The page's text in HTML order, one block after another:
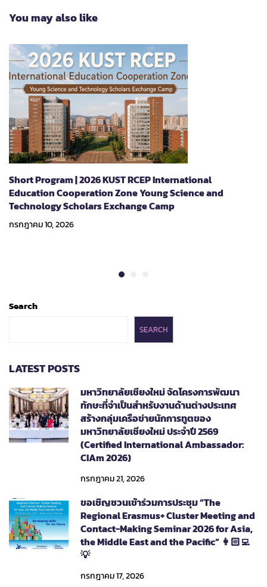
You may also like
Short Program | 2026 KUST RCEP International
Education Cooperation Zone Young Science and
Technology Scholars Exchange Camp
กรกฎาคม 10, 2026
Search
SEARCH
LATEST POSTS
มหาวิทยาลัยเชียงใหม่ จัดโครงการพัฒนา
ทักษะที่จำเป็นสำหรับงานด้านต่างประเทศ
สร้างกลุ่มเครือข่ายนักการทูตของ
มหาวิทยาลัยเชียงใหม่ ประจำปี 2569
(Certified International Ambassador:
CIAm 2026)
กรกฎาคม 21, 2026
ขอเชิญชวนเข้าร่วมการประชุม “The
Regional Erasmus+ Cluster Meeting and
Contact-Making Seminar 2026 for Asia,
the Middle East and the Pacific” 👩🏻‍💻
💡
กรกฎาคม 17, 2026